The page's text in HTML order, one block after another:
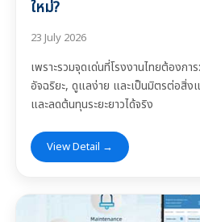
ใหม่?
23 July 2026
เพราะรวมจุดเด่นที่โรงงานไทยต้องก
อัจฉริยะ, ดูแลง่าย และเป็นมิตรต่อสิ่ง
และลดต้นทุนระยะยาวได้จริง
View Detail →